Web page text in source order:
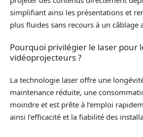
simplifiant ainsi les présentations et
plus fluides sans recours à un câblage
Pourquoi privilégier le laser pour
vidéoprojecteurs ?
La technologie laser offre une
maintenance réduite, une
moindre et est prête à l’emploi
ainsi l’efficacité et la fiabilité des